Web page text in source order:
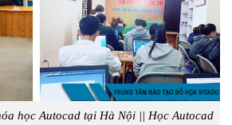
học Autocad tại Hà Nội || Học Autocad